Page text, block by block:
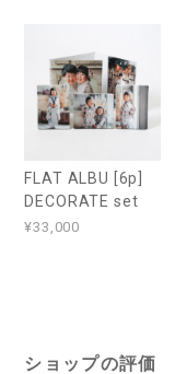
FLAT ALBU [6p]
DECORATE set
¥33,000
ショップの評価